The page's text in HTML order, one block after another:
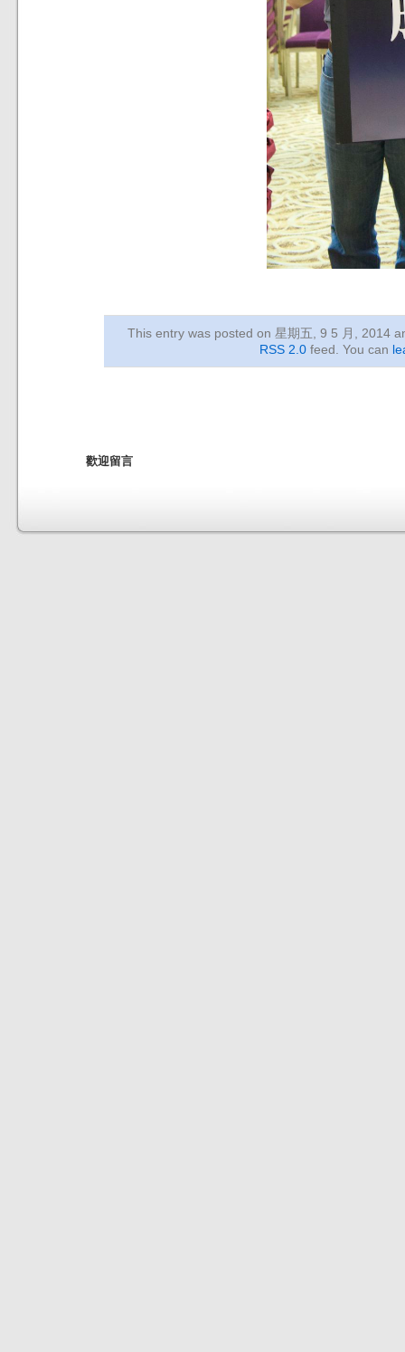
This entry was posted on 星期五, 9 5 月, 2014
RSS 2.0feed. You can
歡迎留言